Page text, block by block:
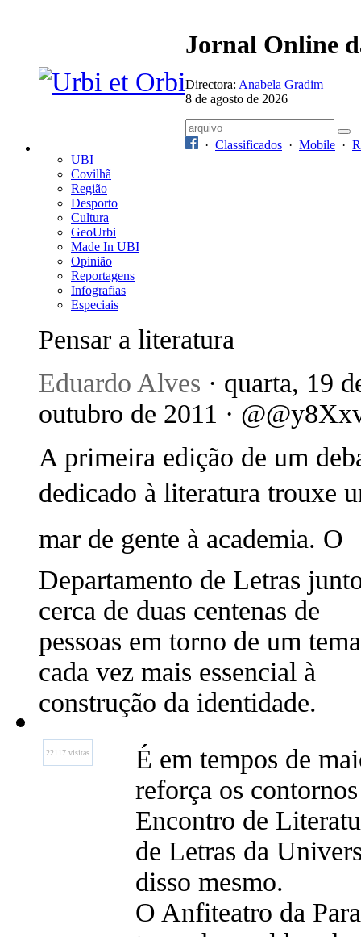
Jornal Online
Directora: Anabela Gradim
8 de agosto de 2026
· Classificados · Mobile ·
UBI
Covilhã
Região
Desporto
Cultura
GeoUrbi
Made In UBI
Opinião
Reportagens
Infografias
Especiais
Pensar a literatura
Eduardo Alves · quarta, 19
outubro de 2011 ·
A primeira edição de um
dedicado à literatura trouxe
mar de gente à academia. O
Departamento de Letras
cerca de duas centenas de
pessoas em torno de um tema
cada vez mais essencial à
construção da identidade.
22117 visitas
É em tempos de
reforça os
Encontro de
de Letras da
disso mesmo.
O Anfiteatro da